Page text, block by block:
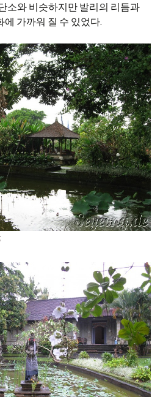
소와 비슷하지만 발리의 리듬과
가까워 질 수 있었다.